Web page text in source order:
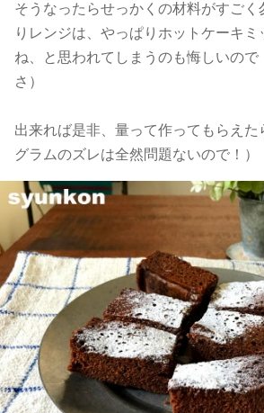
そうなったらせっかくの材料がすご
りレンジは、やっぱりホットケーキミ
ね、と思われてしまうのも悔しいので
さ）
出来れば是非、量って作ってもらえた
グラムのズレは全然問題ないので！）